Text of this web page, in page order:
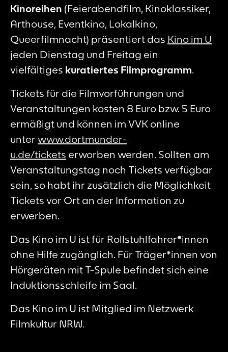
Kinoreihen (Feierabendfilm, Kinoklassiker,
Arthouse, Eventkino, Lokalkino,
Queerfilmnacht) präsentiert das Kino im U
jeden Dienstag und Freitag ein
vielfältiges kuratiertes Filmprogramm.
Tickets für die Filmvorführungen und
Veranstaltungen kosten 8 Euro bzw. 5 Euro
ermäßigt und können im VVK online
unter www.dortmunder-
u.de/tickets erworben werden. Sollten am
Veranstaltungstag noch Tickets verfügbar
sein, so habt ihr zusätzlich die Möglichkeit
Tickets vor Ort an der Information zu
erwerben.
Das Kino im U ist für Rollstuhlfahrer*innen
ohne Hilfe zugänglich. Für Träger*innen von
Hörgeräten mit T-Spule befindet sich eine
Induktionsschleife im Saal.
Das Kino im U ist Mitglied im Netzwerk
Filmkultur NRW.